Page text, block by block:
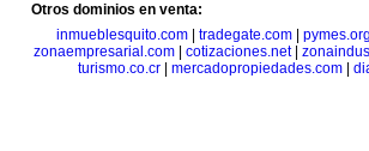
Otros dominios en venta:
inmueblesquito.com
tradegate.com
zonaempresarial.com| cotizaciones.net|
turismo.co.cr| mercadopropiedades.com|